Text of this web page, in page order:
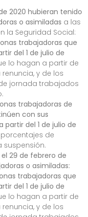
2020 hubieran tenido
o asimiladas a las
la Seguridad Social:
trabajadoras que
del 1 de julio de
lo hagan a partir de
y de los
jornada trabajados
trabajadoras de
con sus
partir del 1 de julio de
de
29 de febrero de
o asimiladas:
trabajadoras que
del 1 de julio de
lo hagan a partir de
y de los